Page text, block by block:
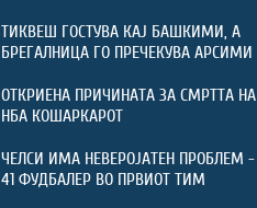
ТИКВЕШ ГОСТУВА КАЈ БАШКИМИ, А
БРЕГАЛНИЦА ГО ПРЕЧЕКУВА АРСИМИ
ОТКРИЕНА ПРИЧИНАТА ЗА СМРТТА НА
НБА КОШАРКАРОТ
ЧЕЛСИ ИМА НЕВЕРОЈАТЕН ПРОБЛЕМ -
41 ФУДБАЛЕР ВО ПРВИОТ ТИМ